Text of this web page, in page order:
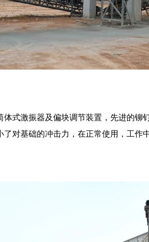
体式激振器及偏块调节装置，先进的铆
了对基础的冲击力，在正常使用，工作